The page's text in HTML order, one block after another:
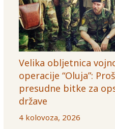
Velika obljetnica
operacije “Oluja”:
presudne bitke za
države
4 kolovoza, 2026